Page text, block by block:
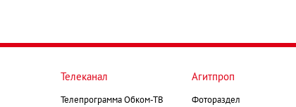
Телеканал
Телепрограмма Обком-ТВ
Агитпроп
Фотораздел